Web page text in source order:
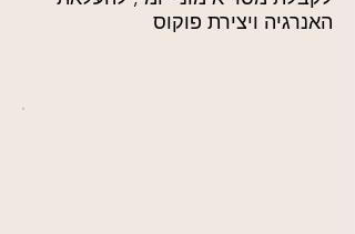
האנרגיה ויצירת פוקוס